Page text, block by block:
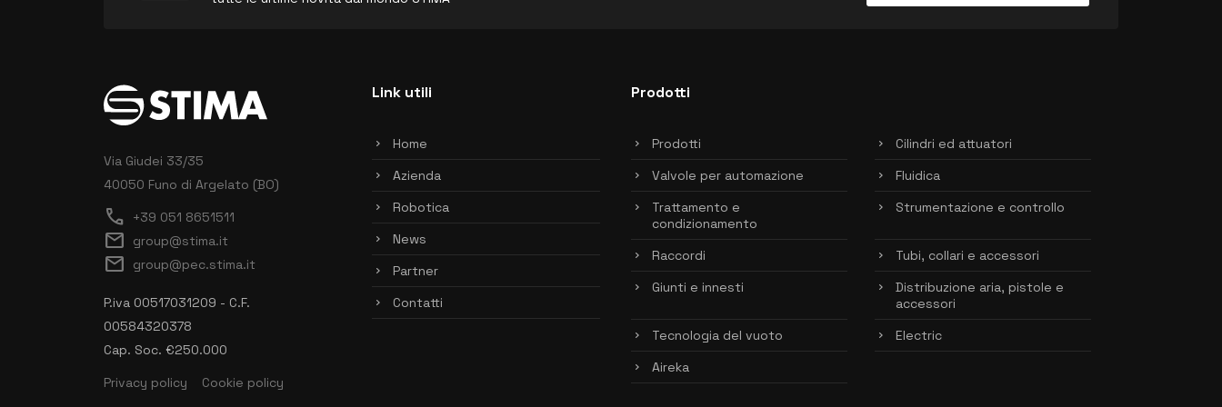
Via Giudei 33/35
40050 Funo di Argelato (BO)
call +39 051 8651511
mail group@stima.it
mail group@pec.stima.it
P.iva 00517031209 - C.F.
00584320378
Cap. Soc. €250.000
Privacy policy
Cookie policy
Link utili
Home
Azienda
Robotica
News
Partner
Contatti
Prodotti
Prodotti
Cilindri ed attuatori
Valvole per automazione
Fluidica
Trattamento e
condizionamento
Strumentazione e controllo
Raccordi
Tubi, collari e accessori
Giunti e innesti
Distribuzione aria, pistole e
accessori
Tecnologia del vuoto
Electric
Aireka